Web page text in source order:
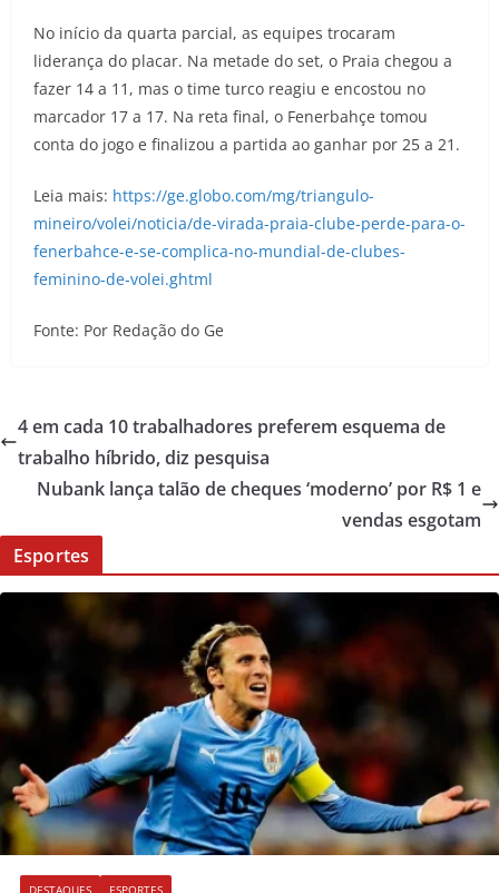
No início da quarta parcial, as equipes trocaram
liderança do placar. Na metade do set, o Praia chegou a
fazer 14 a 11, mas o time turco reagiu e encostou no
marcador 17 a 17. Na reta final, o Fenerbahçe tomou
conta do jogo e finalizou a partida ao ganhar por 25 a 21.
Leia mais: https://ge.globo.com/mg/triangulo-
mineiro/volei/noticia/de-virada-praia-clube-perde-para-o-
fenerbahce-e-se-complica-no-mundial-de-clubes-
feminino-de-volei.ghtml
Fonte: Por Redação do Ge
4 em cada 10 trabalhadores preferem esquema de
trabalho híbrido, diz pesquisa
Nubank lança talão de cheques ‘moderno’ por R$ 1 e
vendas esgotam
Esportes
DESTAQUES ESPORTES